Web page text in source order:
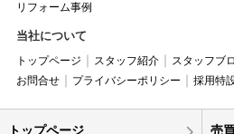
リフォーム事例
当社について
トップページ スタッフ紹介 スタッフブ
お問合せ
プライバシーポリシー 採用特
トップページ 売